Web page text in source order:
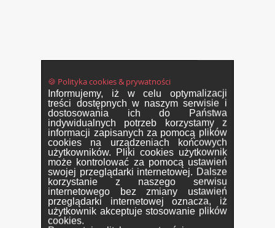
🍪 Polityka cookies & prywatności
Informujemy, iż w celu optymalizacji
treści dostępnych w naszym serwisie i
dostosowania ich do Państwa
indywidualnych potrzeb korzystamy z
informacji zapisanych za pomocą plików
cookies na urządzeniach końcowych
użytkowników. Pliki cookies użytkownik
może kontrolować za pomocą ustawień
swojej przeglądarki internetowej. Dalsze
korzystanie z naszego serwisu
internetowego bez zmiany ustawień
przeglądarki internetowej oznacza, iż
użytkownik akceptuje stosowanie plików
cookies.